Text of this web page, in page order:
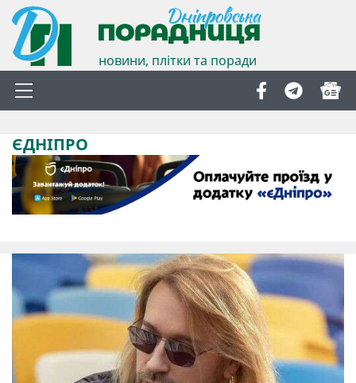
новини, плітки та поради
ЄДНІПРО